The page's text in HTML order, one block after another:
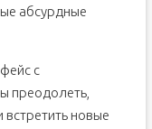
абсурдные
с
преодолеть,
встретить новые